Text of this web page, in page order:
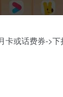
或话费券->